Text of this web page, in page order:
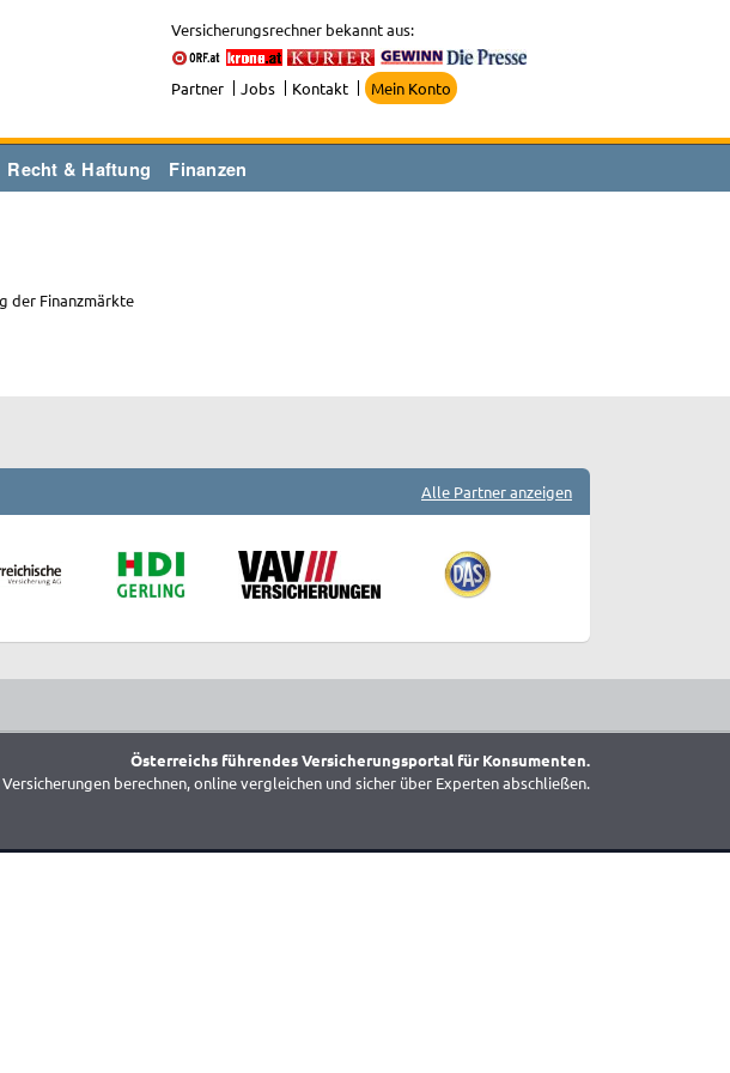
Versicherungsrechner bekannt aus:
Partner Jobs Kontakt Mein Konto
Recht & Haftung Finanzen
der Finanzmärkte
Alle Partner anzeigen
Österreichs führendes Versicherungsportal für Konsumenten.
Versicherungen berechnen, online vergleichen und sicher über Experten abschließen.